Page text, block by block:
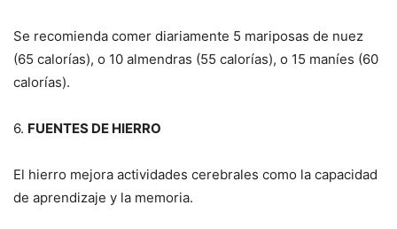
Se recomienda comer diariamente 5 mariposas de nuez
(65 calorías), o 10 almendras (55 calorías), o 15 maníes (60
calorías).
6. FUENTES DE HIERRO
El hierro mejora actividades cerebrales como la capacidad
de aprendizaje y la memoria.